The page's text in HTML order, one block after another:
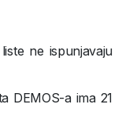
ne ispunjavaju
DEMOS-a ima 21